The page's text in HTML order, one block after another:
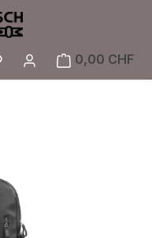
Du hast 0 Produkte
0,00 CHF